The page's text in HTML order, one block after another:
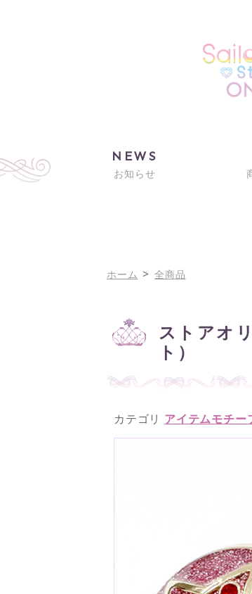
NEWS
お知らせ
ホーム > 全商品
ストアオ
ト）
カテゴリ アイテムモチー